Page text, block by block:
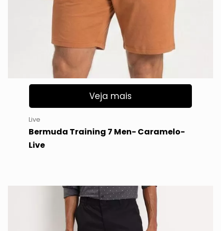
Veja mais
Live
Bermuda Training 7 Men- Caramelo-
Live